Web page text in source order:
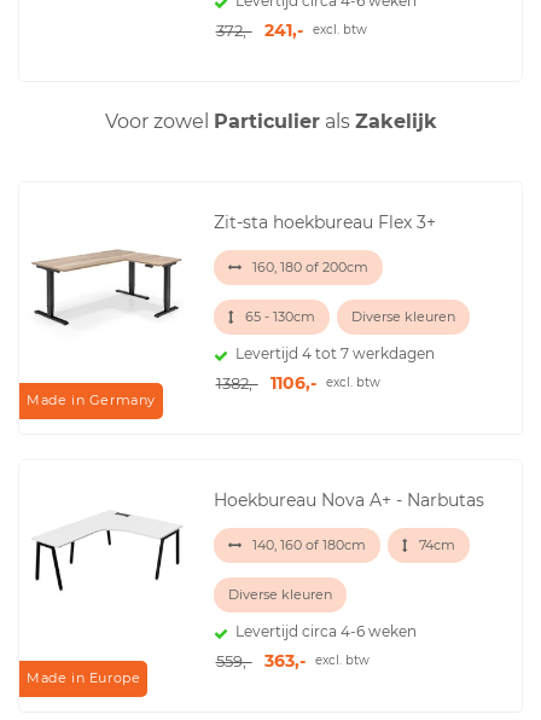
372,- 241,- excl. btw
Voor zowel Particulierals Zakelijk
Made in Germany
Zit-sta hoekbureau Flex 3+
160, 180 of 200cm
65 - 130cm Diverse kleuren
Levertijd 4 tot 7 werkdagen
1382,- 1106,- excl. btw
Made in Europe
Hoekbureau Nova A+ - Narbutas
140, 160 of 180cm 74cm
Diverse kleuren
Levertijd circa 4-6 weken
559,- 363,- excl. btw